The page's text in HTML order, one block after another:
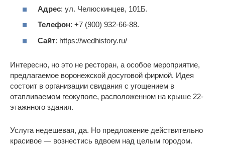
Адрес: ул. Челюскинцев, 101Б.
Телефон: +7 (900) 932-66-88.
Сайт: https://wedhistory.ru/
Интересно, но это не ресторан, а особое мероприятие,
предлагаемое воронежской досуговой фирмой. Идея
состоит в организации свидания с угощением в
отапливаемом геокуполе, расположенном на крыше 22-
этажнного здания.
Услуга недешевая, да. Но предложение действительно
красивое — вознестись вдвоем над целым городом.